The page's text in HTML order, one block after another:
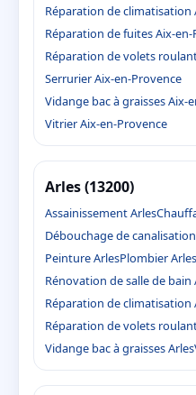
Réparation de climatisation
Réparation de fuites Aix-
Réparation de volets
Serrurier Aix-en-Provence
Vidange bac à graisses Aix-
Vitrier Aix-en-Provence
Arles (13200)
Assainissement Arles
Débouchage de
Peinture ArlesPlombier Arles
Rénovation de salle de bain
Réparation de climatisation
Réparation de volets
Vidange bac à graisses Arles